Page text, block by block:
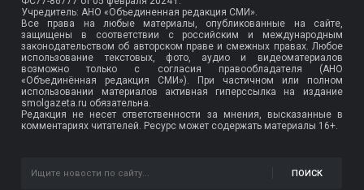
Учредитель: АНО «Объединенная редакция СМИ».
Все права на любые материалы, опубликованные на сайте,
защищены в соответствии с российским и международным
законодательством об авторском праве и смежных правах. Любое
использование текстовых, фото, аудио и видеоматериалов
возможно только с согласия правообладателя (АНО
«Объединённая редакция СМИ»). При частичном или полном
использовании материалов активная гиперссылка на издание
smolgazeta.ru обязательна.
Редакция не несет ответственности за мнения, высказанные в
комментариях читателей. Ресурс может содержать материалы 16+.
ПОИСК